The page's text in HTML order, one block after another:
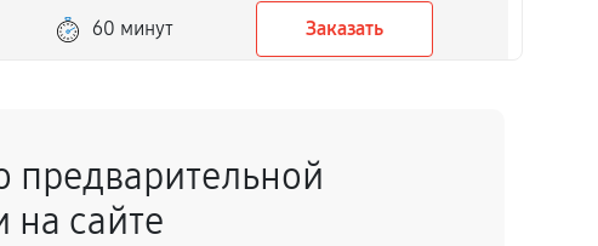
60 минут Заказать
60 минут Заказать
предварительной
на сайте